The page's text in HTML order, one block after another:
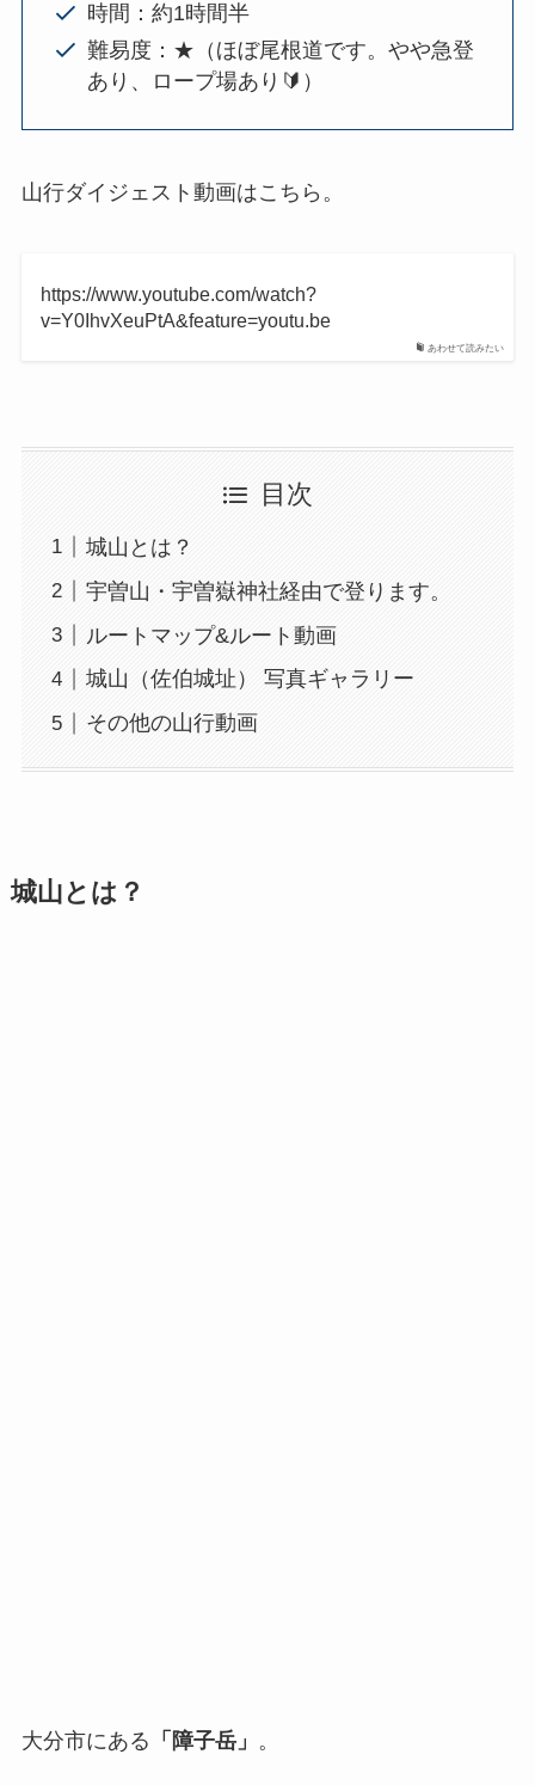
時間：約1時間半
難易度：★（ほぼ尾根道です。やや急登
あり、ロープ場あり🔰）
山行ダイジェスト動画はこちら。
あわせて読みたい
https://www.youtube.com/watch?
v=Y0IhvXeuPtA&feature=youtu.be
目次
城山とは？
宇曽山・宇曽嶽神社経由で登ります。
ルートマップ&ルート動画
城山（佐伯城址） 写真ギャラリー
その他の山行動画
城山とは？
大分市にある 「障子岳」 。